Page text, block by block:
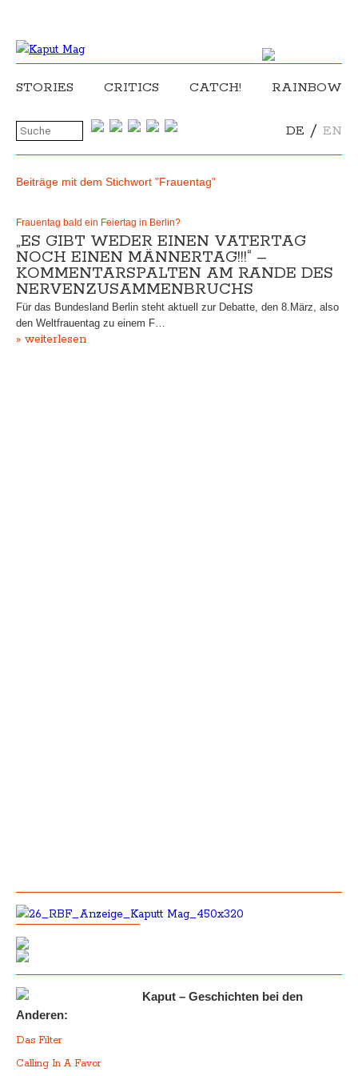
STORIES CRITICS CATCH! RAINBOW
DE / EN
Beiträge mit dem Stichwort "Frauentag"
Frauentag bald ein Feiertag in Berlin?
„ES GIBT WEDER EINEN VATERTAG
NOCH EINEN MÄNNERTAG!!!“ –
KOMMENTARSPALTEN AM RANDE DES
NERVENZUSAMMENBRUCHS
Für das Bundesland Berlin steht aktuell zur Debatte, den 8.März, also
den Weltfrauentag zu einem F…
» weiterlesen
Kaput – Geschichten bei den
Anderen:
Das Filter
Calling In A Favor